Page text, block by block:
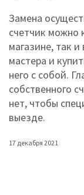
Замена
счетчик можно
магазине, так
мастера и
него с собой.
собственного
нет, чтобы
выезде.
17 декабря 2021